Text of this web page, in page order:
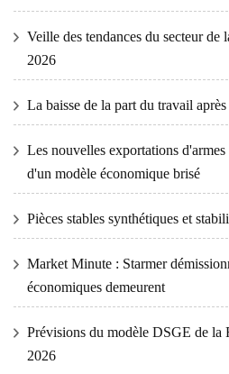
Veille des tendances du secteur de
2026
La baisse de la part du travail
Les nouvelles exportations
d'un modèle économique brisé
Pièces stables synthétiques et
Market Minute : Starmer
économiques demeurent
Prévisions du modèle DSGE de
2026